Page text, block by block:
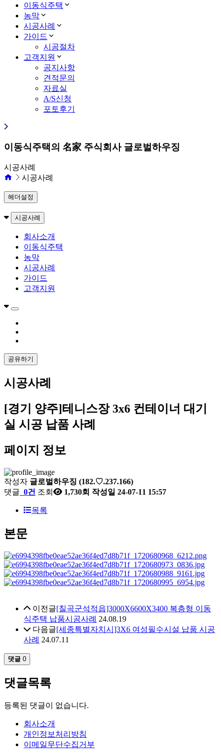
이동식주택
농막
시공사례
가이드
시공절차
고객지원
공지사항
견적문의
자료실
A/S신청
포토후기
이동식주택의 名家 주식회사 글로벌하우징
시공사례
시공사례
헤더설정
시공사례
회사소개
이동식주택
농막
시공사례
가이드
고객지원
공유하기
시공사례
[경기 양주]테니스장 3x6 컨테이너 대기
실 시공 납품 사례
페이지 정보
작성자 글로벌하우징 (182.♡.237.166)
댓글 0건 조회 1,730회 작성일 24-07-11 15:57
목록
본문
이전글[칠곡군석적읍]3000X6600X3400 복층형 이동
식주택 납품시공사례 24.08.19
다음글[세종특별자치시]3X6 여성필수시설 납품 시공
사례 24.07.11
댓글 0
댓글목록
등록된 댓글이 없습니다.
회사소개
개인정보처리방침
이메일무단수집거부